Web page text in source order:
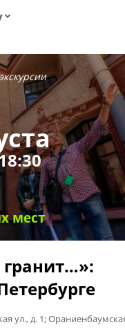
мест
ул., д. 1;